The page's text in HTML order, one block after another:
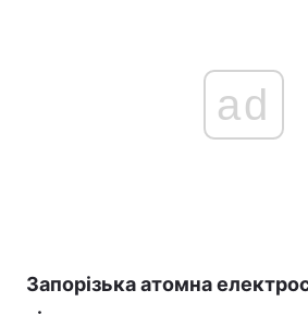
ad
Запорізька атомна